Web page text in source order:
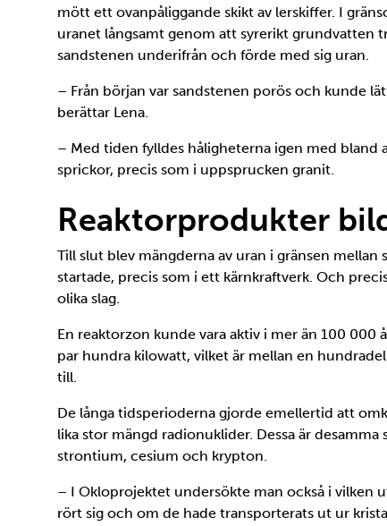
mött ett ovanpåliggande skikt av lerskiffer. I
uranet långsamt genom att syrerikt grundvatten
sandstenen underifrån och förde med sig uran.
– Från början var sandstenen porös och kunde
berättar Lena.
– Med tiden fylldes håligheterna igen med
sprickor, precis som i uppsprucken granit.
Reaktorprodukter
Till slut blev mängderna av uran i gränsen
startade, precis som i ett kärnkraftverk. Och
olika slag.
En reaktorzon kunde vara aktiv i mer än 100
par hundra kilowatt, vilket är mellan en
till.
De långa tidsperioderna gjorde emellertid att
lika stor mängd radionuklider. Dessa är
strontium, cesium och krypton.
– I Okloprojektet undersökte man också i vilken
rört sig och om de hade transporterats ut ur